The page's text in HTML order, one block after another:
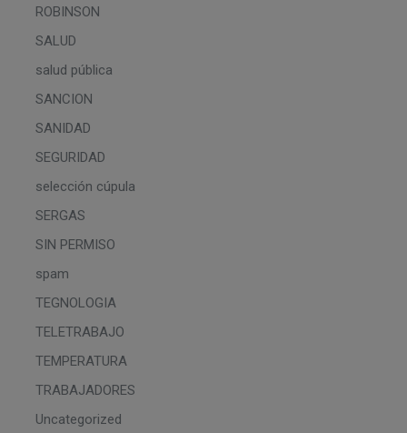
ROBINSON
SALUD
salud pública
SANCION
SANIDAD
SEGURIDAD
selección cúpula
SERGAS
SIN PERMISO
spam
TEGNOLOGIA
TELETRABAJO
TEMPERATURA
TRABAJADORES
Uncategorized